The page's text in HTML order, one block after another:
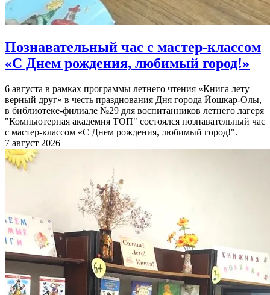
Познавательный час с мастер-классом
«С Днем рождения, любимый город!»
6 августа в рамках программы летнего чтения «Книга лету
верный друг» в честь празднования Дня города Йошкар-Олы,
в библиотеке-филиале №29 для воспитанников летнего лагеря
"Компьютерная академия ТОП" состоялся познавательный час
с мастер-классом «С Днем рождения, любимый город!".
7 август 2026